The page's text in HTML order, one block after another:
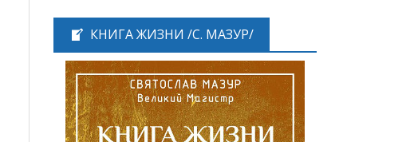
КНИГА ЖИЗНИ /С. МАЗУР/